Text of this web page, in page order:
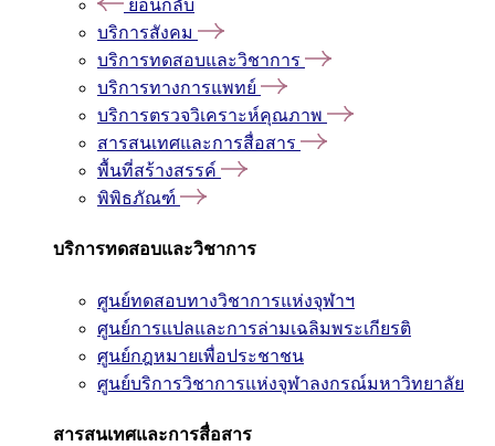
ย้อนกลับ
บริการสังคม
บริการทดสอบและวิชาการ
บริการทางการแพทย์
บริการตรวจวิเคราะห์คุณภาพ
สารสนเทศและการสื่อสาร
พื้นที่สร้างสรรค์
พิพิธภัณฑ์
บริการทดสอบและวิชาการ
ศูนย์ทดสอบทางวิชาการแห่งจุฬาฯ
ศูนย์การแปลและการล่ามเฉลิมพระเกียรติ
ศูนย์กฎหมายเพื่อประชาชน
ศูนย์บริการวิชาการแห่งจุฬาลงกรณ์มหาวิทยาลัย
สารสนเทศและการสื่อสาร